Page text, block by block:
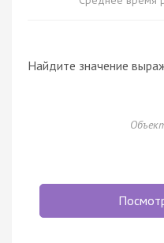
Найдите значение